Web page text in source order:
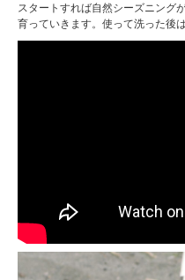
スタートすれば自然シーズニング
育っていきます。使って洗った後